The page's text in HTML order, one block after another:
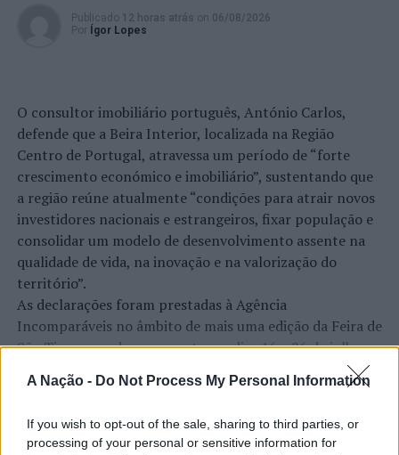
A Nação - Do Not Process My Personal Information
If you wish to opt-out of the sale, sharing to third parties, or
processing of your personal or sensitive information for
Publicado 12 horas atrás on 06/08/2026
Por
Ígor Lopes
O consultor imobiliário português, António Carlos,
defende que a Beira Interior, localizada na Região
Centro de Portugal, atravessa um período de “forte
crescimento económico e imobiliário”, sustentando que
a região reúne atualmente “condições para atrair novos
investidores nacionais e estrangeiros, fixar população e
consolidar um modelo de desenvolvimento assente na
qualidade de vida, na inovação e na valorização do
território”.
As declarações foram prestadas à Agência
Incomparáveis no âmbito de mais uma edição da Feira de
São Tiago, que decorreu entre os dias 16 e 26 de julho,
certames populares de Portugal. Com origens medievais
tradição, atividade económica, comércio, gastronomia,
CONTINUAR A LER